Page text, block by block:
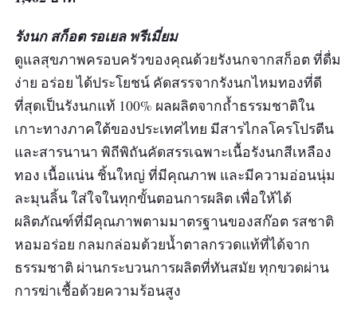
รังนก สก็อต รอเยล พรีเมี่ยม
ดูแลสุขภาพครอบครัวของคุณด้วยรังนกจากสก็อต ที่ดื่ม
ง่าย อร่อย ได้ประโยชน์ คัดสรรจากรังนกไหมทองที่ดี
ที่สุดเป็นรังนกแท้ 100% ผลผลิตจากถ้ำธรรมชาติใน
เกาะทางภาคใต้ของประเทศไทย มีสารไกลโครโปรตีน
และสารนานา พิถีพิถันคัดสรรเฉพาะเนื้อรังนกสีเหลือง
ทอง เนื้อแน่น ชิ้นใหญ่ ที่มีคุณภาพ และมีความอ่อนนุ่ม
ละมุนลิ้น ใส่ใจในทุกขั้นตอนการผลิต เพื่อให้ได้
ผลิตภัณฑ์ที่มีคุณภาพตามมาตรฐานของสก๊อต รสชาติ
หอมอร่อย กลมกล่อมด้วยน้ำตาลกรวดแท้ที่ได้จาก
ธรรมชาติ ผ่านกระบวนการผลิตที่ทันสมัย ทุกขวดผ่าน
การฆ่าเชื้อด้วยความร้อนสูง